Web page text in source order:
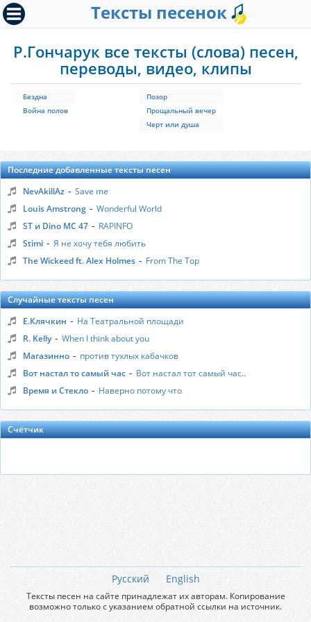
Тексты песенок
Р.Гончарук все тексты (слова) песен,
переводы, видео, клипы
Бездна
Война полов
Позор
Прощальный вечер
Черт или душа
Последние добавленные тексты песен
NevAkillAz - Save me
Louis Amstrong - Wonderful World
ST и Dino MC 47 - RAPINFO
Stimi - Я не хочу тебя любить
The Wickeed ft. Alex Holmes - From The Top
Случайные тексты песен
Е.Клячкин - На Театральной площади
R. Kelly - When I think about you
Магазинно - против тухлых кабачков
Вот настал то самый час - Вот настал тот самый час..
Время и Стекло - Наверно потому что
Счётчик
Русский English
Тексты песен на сайте принадлежат их авторам. Копирование
возможно только с указанием обратной ссылки на источник.